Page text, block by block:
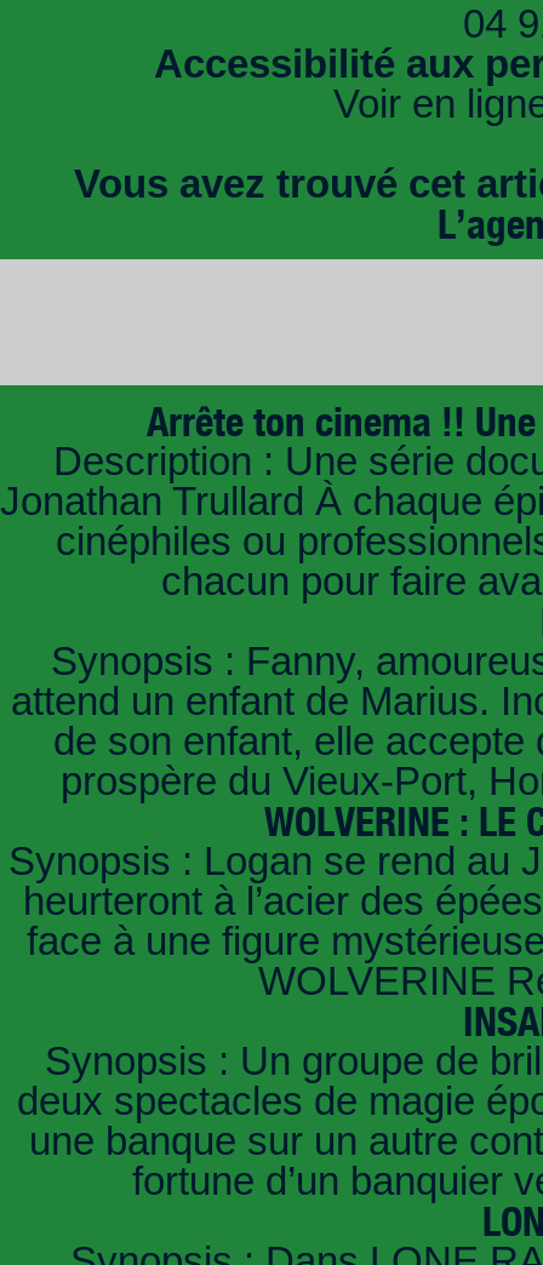
04
Accessibilité aux
Voir en
Vous avez trouvé cet
Arrête ton cinema !!
Description : Une série
Jonathan Trullard À chaque
cinéphiles ou
chacun pour faire
Synopsis : Fanny,
attend un enfant de Marius.
de son enfant, elle
prospère du Vieux-Port,
WOLVERINE : LE
Synopsis : Logan se rend au
heurteront à l’acier des
face à une figure
WOLVERINE
Synopsis : Un groupe de
deux spectacles de magie
une banque sur un autre
fortune d’un banquier